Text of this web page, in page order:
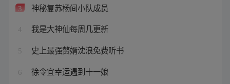
3 神秘复苏杨间小队成员
4 我是大神仙每周几更新
5 史上最强赘婿沈浪免费听书
6 徐令宜幸运遇到十一娘